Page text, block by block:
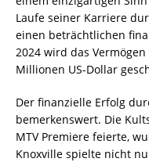
Laufe seiner Karriere
einen beträchtlichen
2024 wird das
Millionen US-Dollar
Der finanzielle Erfolg
bemerkenswert. Die
MTV Premiere feierte,
Knoxville spielte nicht